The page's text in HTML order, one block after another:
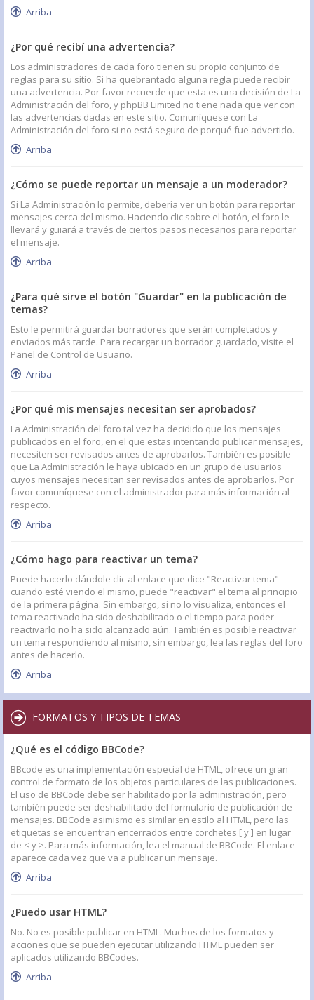
Arriba
¿Por qué recibí una advertencia?
Los administradores de cada foro tienen su propio conjunto de
reglas para su sitio. Si ha quebrantado alguna regla puede recibir
una advertencia. Por favor recuerde que esta es una decisión de La
Administración del foro, y phpBB Limited no tiene nada que ver con
las advertencias dadas en este sitio. Comuníquese con La
Administración del foro si no está seguro de porqué fue advertido.
Arriba
¿Cómo se puede reportar un mensaje a un moderador?
Si La Administración lo permite, debería ver un botón para reportar
mensajes cerca del mismo. Haciendo clic sobre el botón, el foro le
llevará y guiará a través de ciertos pasos necesarios para reportar
el mensaje.
Arriba
¿Para qué sirve el botón "Guardar" en la publicación de
temas?
Esto le permitirá guardar borradores que serán completados y
enviados más tarde. Para recargar un borrador guardado, visite el
Panel de Control de Usuario.
Arriba
¿Por qué mis mensajes necesitan ser aprobados?
La Administración del foro tal vez ha decidido que los mensajes
publicados en el foro, en el que estas intentando publicar mensajes,
necesiten ser revisados antes de aprobarlos. También es posible
que La Administración le haya ubicado en un grupo de usuarios
cuyos mensajes necesitan ser revisados antes de aprobarlos. Por
favor comuníquese con el administrador para más información al
respecto.
Arriba
¿Cómo hago para reactivar un tema?
Puede hacerlo dándole clic al enlace que dice "Reactivar tema"
cuando esté viendo el mismo, puede "reactivar" el tema al principio
de la primera página. Sin embargo, si no lo visualiza, entonces el
tema reactivado ha sido deshabilitado o el tiempo para poder
reactivarlo no ha sido alcanzado aún. También es posible reactivar
un tema respondiendo al mismo, sin embargo, lea las reglas del foro
antes de hacerlo.
Arriba
FORMATOS Y TIPOS DE TEMAS
¿Qué es el código BBCode?
BBcode es una implementación especial de HTML, ofrece un gran
control de formato de los objetos particulares de las publicaciones.
El uso de BBCode debe ser habilitado por la administración, pero
también puede ser deshabilitado del formulario de publicación de
mensajes. BBCode asimismo es similar en estilo al HTML, pero las
etiquetas se encuentran encerrados entre corchetes [ y ] en lugar
de < y >. Para más información, lea el manual de BBCode. El enlace
aparece cada vez que va a publicar un mensaje.
Arriba
¿Puedo usar HTML?
No. No es posible publicar en HTML. Muchos de los formatos y
acciones que se pueden ejecutar utilizando HTML pueden ser
aplicados utilizando BBCodes.
Arriba